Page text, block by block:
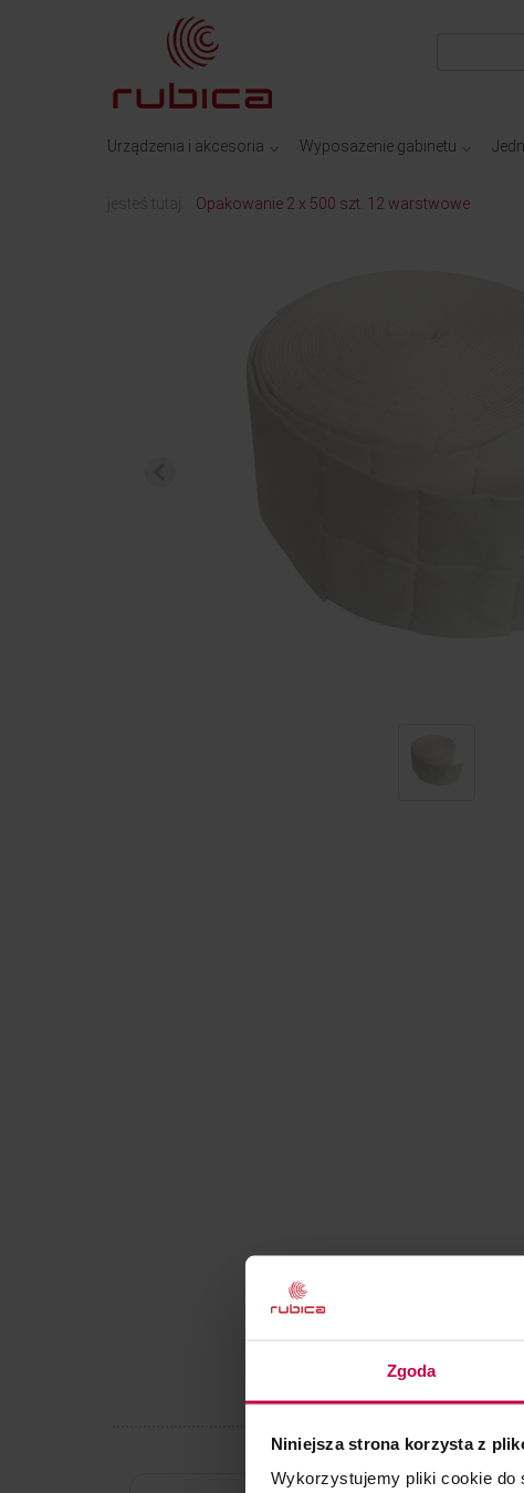
Zgoda
Niniejsza strona korzysta z
Wykorzystujemy pliki cookie do
Urządzenia i akcesoria Wyposażenie gabinetu
jesteś tutaj: Opakowanie 2 x 500 szt. 12 warstwowe